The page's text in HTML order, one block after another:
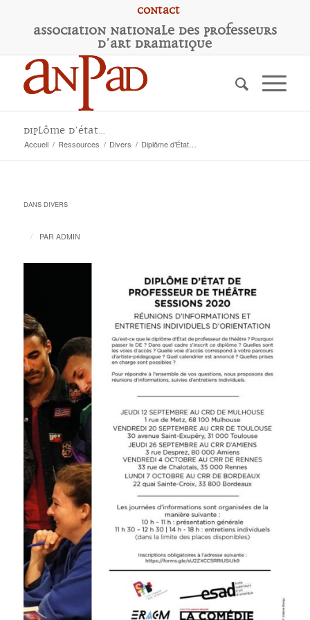
Contact
Association Nationale des Professeurs
d'Art Dramatique
Diplôme d’État…
Accueil / Ressources / Divers / Diplôme d’État…
DANS DIVERS
/ PAR ADMIN